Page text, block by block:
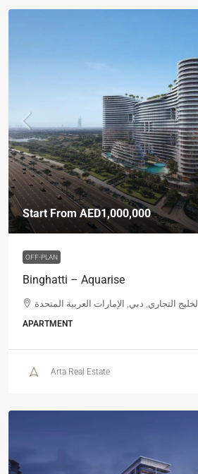
Start FromAED1,000,000
OFF-PLAN
Binghatti – Aquarise
الخليج التجاري, دبي, الإمارات العربية المتحدة
APARTMENT
Arta Real Estate